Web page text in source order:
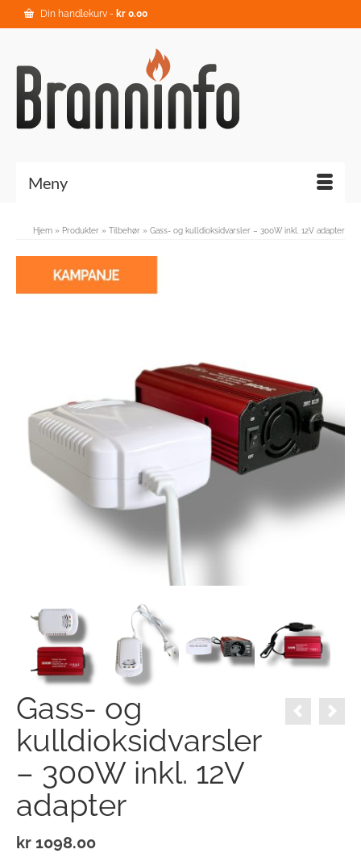
Din handlekurv - kr 0.00
Meny
Hjem » Produkter » Tilbehør » Gass- og kulldioksidvarsler – 300W inkl. 12V adapter
Gass- og
kulldioksidvarsler
– 300W inkl. 12V
adapter
kr 1098.00